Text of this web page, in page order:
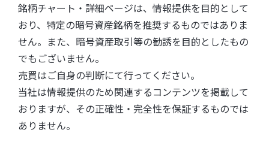
銘柄チャート・詳細ページは、情報提供を目的として
おり、特定の暗号資産銘柄を推奨するものではありま
せん。また、暗号資産取引等の勧誘を目的としたもの
でもございません。
売買はご自身の判断にて行ってください。
当社は情報提供のため関連するコンテンツを掲載して
おりますが、その正確性・完全性を保証するものでは
ありません。